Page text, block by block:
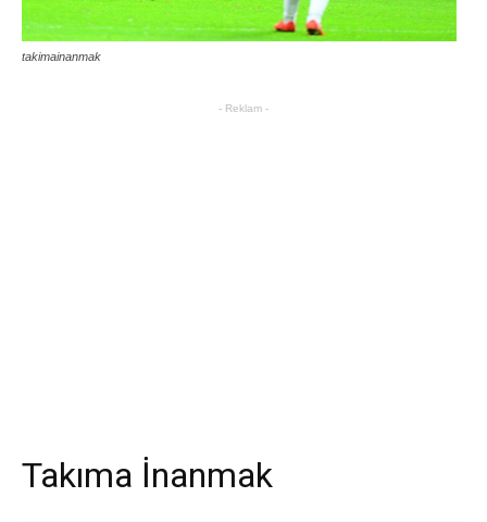
takimainanmak
- Reklam -
Takıma İnanmak